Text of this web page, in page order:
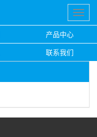
产品中心
联系我们